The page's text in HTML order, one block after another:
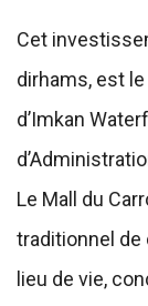
Cet
dirhams, est
d’Imkan
Le Mall du
traditionnel de
lieu de vie,